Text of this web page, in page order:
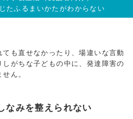
たふるまいかたがわからない
も直せなかったり、場違いな言動
がちな子どもの中に、発達障害の
ん。
なみを整えられない